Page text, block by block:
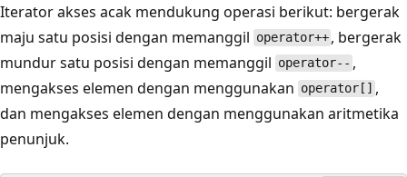
Iterator akses acak mendukung operasi berikut: bergerak
maju satu posisi dengan memanggil operator++ , bergerak
mundur satu posisi dengan memanggil operator-- ,
mengakses elemen dengan menggunakan operator[] ,
dan mengakses elemen dengan menggunakan aritmetika
penunjuk.